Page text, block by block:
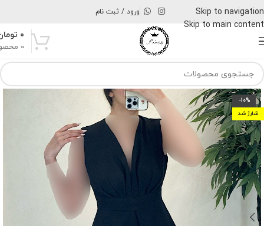
Skip to navigation
Skip to main content
ورود / ثبت نام
0
۰
-10%
شارژ شد